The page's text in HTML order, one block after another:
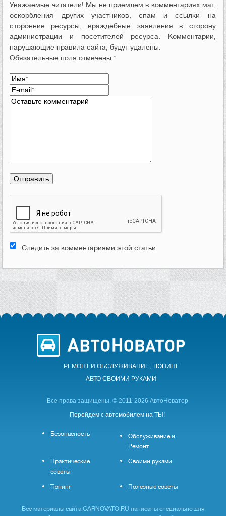
Уважаемые читатели! Мы не приемлем в комментариях мат,
оскорбления других участников, спам и ссылки на
сторонние ресурсы, враждебные заявления в сторону
администрации и посетителей ресурса. Комментарии,
нарушающие правила сайта, будут удалены.
Обязательные поля отмечены *
Следить за комментариями этой статьи
РЕМОНТ И ОБСЛУЖИВАНИЕ, ТЮНИНГ
АВТО CВОИМИ РУКАМИ
Все права защищены. © 2011-2026 АвтоНоватор
-
Перейдем с автомобилем на ТЫ!
Безопасность
Обслуживание и
Ремонт
Практические
советы
Своими руками
Тюнинг Полезные советы
Все материалы сайта CARNOVATO.RU написаны специально для